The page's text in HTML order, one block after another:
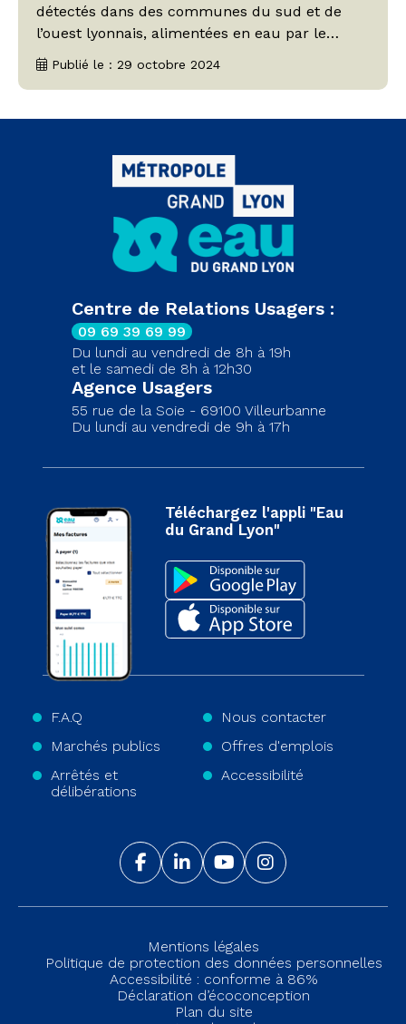
détectés dans des communes du sud et de
l’ouest lyonnais, alimentées en eau par le
captage de Ternay. Le plan d’actions d’urgence
de restaurer la qualité de l’eau dans l’ouest de
Publié le : 29 octobre 2024
Centre de Relations Usagers :
09 69 39 69 99
Du lundi au vendredi de 8h à 19h
et le samedi de 8h à 12h30
Agence Usagers
55 rue de la Soie - 69100 Villeurbanne
Du lundi au vendredi de 9h à 17h
Téléchargez l'appli "Eau
du Grand Lyon"
F.A.Q
Nous contacter
Marchés publics
Offres d'emplois
Arrêtés et
délibérations
Accessibilité
Mentions légales
Politique de protection des données personnelles
Accessibilité : conforme à 86%
Déclaration d’écoconception
Plan du site